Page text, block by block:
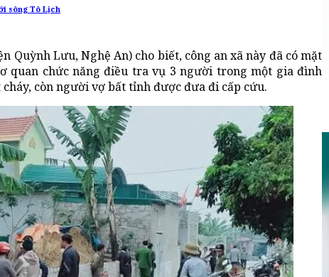
sông Tô Lịch
Quỳnh Lưu, Nghệ An) cho biết, công an xã này đã có mặt
quan chức năng điều tra vụ 3 người trong một gia đình
còn người vợ bất tỉnh được đưa đi cấp cứu.